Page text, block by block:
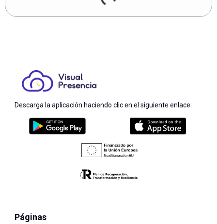
Descarga la aplicación haciendo clic en el siguiente enlace:
Páginas